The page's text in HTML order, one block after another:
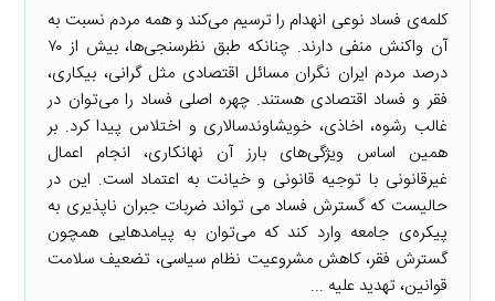
کلمه‌ی فساد نوعی انهدام را ترسیم می‌کند و همه مردم نسبت به
آن واکنش منفی دارند. چنانکه طبق نظرسنجی‌ها، بیش از ۷۰
درصد مردم ایران نگران مسائل اقتصادی مثل گرانی، بیکاری،
فقر و فساد اقتصادی هستند. چهره اصلی فساد را می‌توان در
غالب رشوه، اخاذی، خویشاوندسالاری و اختلاس پیدا کرد. بر
همین اساس ویژگی‌های بارز آن نهانکاری، انجام اعمال
غیرقانونی با توجیه قانونی و خیانت به اعتماد است. این در
حالیست که گسترش فساد می تواند ضربات جبران ناپذیری به
پیکره‌ی جامعه وارد کند که می‌توان به پیامدهایی همچون
گسترش فقر، کاهش مشروعیت نظام سیاسی، تضعیف سلامت
قوانین، تهدید علیه ...